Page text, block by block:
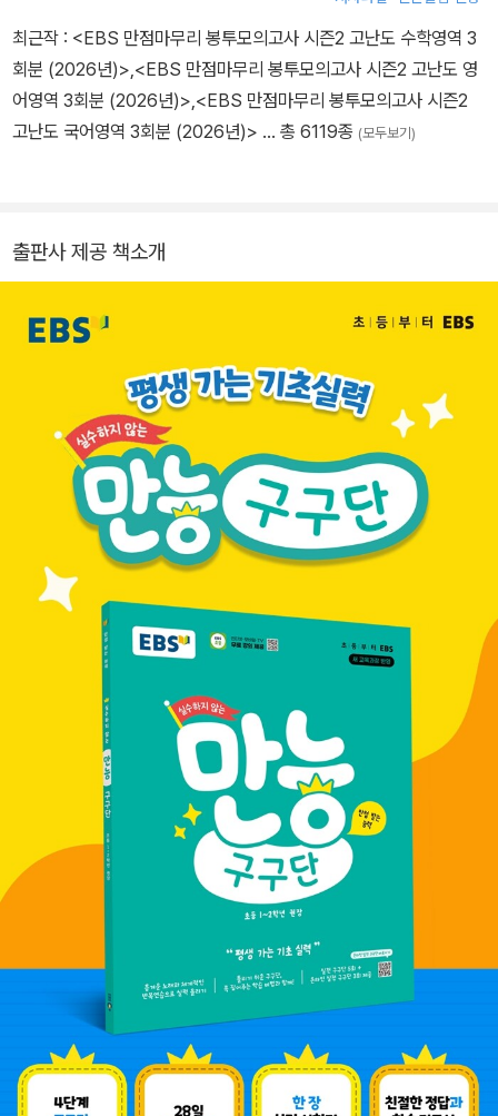
최근작 : <EBS 만점마무리 봉투모의고사 시즌2 고난도 수학영역 3
회분 (2026년)>,<EBS 만점마무리 봉투모의고사 시즌2 고난도 영
어영역 3회분 (2026년)>,<EBS 만점마무리 봉투모의고사 시즌2
고난도 국어영역 3회분 (2026년)> … 총 6119종 (모두보기)
출판사 제공 책소개